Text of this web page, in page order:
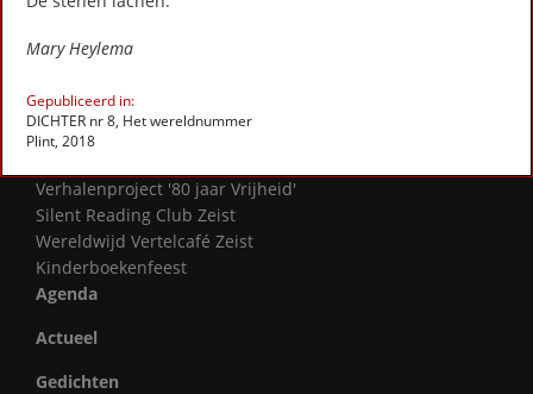
Mary Heylema
Gepubliceerd in:
DICHTER nr 8, Het wereldnummer
Plint, 2018
Activiteiten
Lezingen door en over schrijvers
Boek & Film
Literatuurprijs Zeist
Verhalenproject '80 jaar Vrijheid'
Silent Reading Club Zeist
Wereldwijd Vertelcafé Zeist
Kinderboekenfeest
Agenda
Actueel
Gedichten